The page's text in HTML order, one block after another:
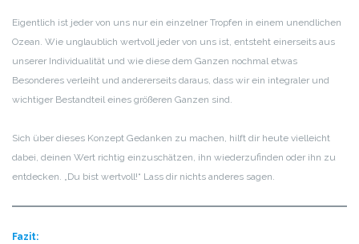
Eigentlich ist jeder von uns nur ein einzelner Tropfen in einem unendlichen
Ozean. Wie unglaublich wertvoll jeder von uns ist, entsteht einerseits aus
unserer Individualität und wie diese dem Ganzen nochmal etwas
Besonderes verleiht und andererseits daraus, dass wir ein integraler und
wichtiger Bestandteil eines größeren Ganzen sind.
Sich über dieses Konzept Gedanken zu machen, hilft dir heute vielleicht
dabei, deinen Wert richtig einzuschätzen, ihn wiederzufinden oder ihn zu
entdecken. „Du bist wertvoll!“ Lass dir nichts anderes sagen.
Fazit: